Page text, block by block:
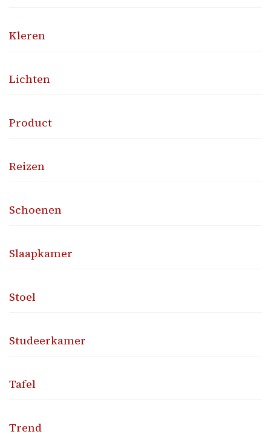
Kleren
Lichten
Product
Reizen
Schoenen
Slaapkamer
Stoel
Studeerkamer
Tafel
Trend